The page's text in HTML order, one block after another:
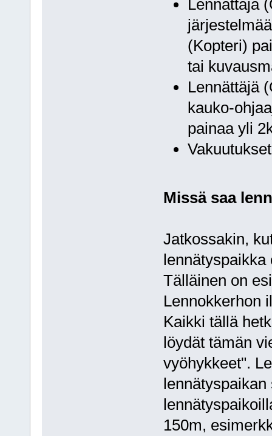
Lennättäjä
(Kopteri)
tai
Lennättäjä
kauko-
painaa yli
Missä saa
Jatkossakin,
lennätyspaikka
Tälläinen on
Lennokkerhon
Kaikki tällä
löydät tämän
vyöhykkeet".
150m,